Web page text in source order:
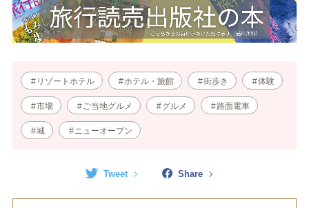
リゾートホテル ホテル・旅館 街歩き 体験
市場 ご当地グルメ グルメ 路面電車
城 ニューオープン
Tweet Share